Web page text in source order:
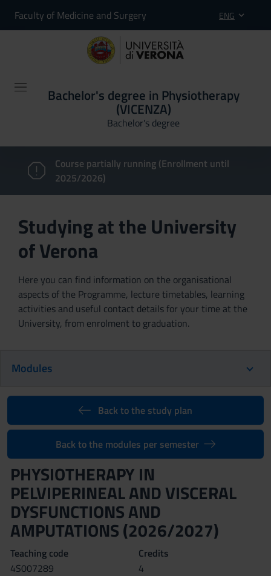
Faculty of Medicine and Surgery ENG
Bachelor's degree in Physiotherapy
(VICENZA)
Bachelor's degree
Course partially running (Enrollment until
2025/2026)
Studying at the University
of Verona
Here you can find information on the organisational
aspects of the Programme, lecture timetables, learning
activities and useful contact details for your time at the
University, from enrolment to graduation.
Modules
Back to the study plan
Back to the modules per semester
PHYSIOTHERAPY IN
PELVIPERINEAL AND VISCERAL
DYSFUNCTIONS AND
AMPUTATIONS (2026/2027)
Teaching code
4S007289
Credits
4